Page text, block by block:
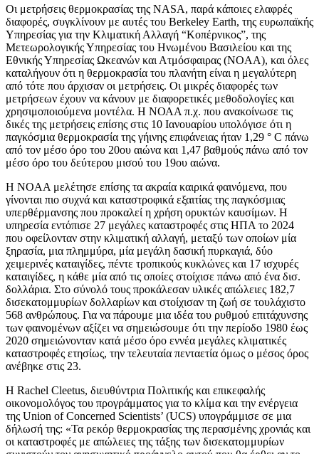
Οι μετρήσεις θερμοκρασίας της NASA, παρά κάποιες ελαφρές
διαφορές, συγκλίνουν με αυτές του Berkeley Earth, της ευρωπαϊκής
Υπηρεσίας για την Κλιματική Αλλαγή “Κοπέρνικος”, της
Μετεωρολογικής Υπηρεσίας του Ηνωμένου Βασιλείου και της
Εθνικής Υπηρεσίας Ωκεανών και Ατμόσφαιρας (NOAA), και όλες
καταλήγουν ότι η θερμοκρασία του πλανήτη είναι η μεγαλύτερη
από τότε που άρχισαν οι μετρήσεις. Οι μικρές διαφορές των
μετρήσεων έχουν να κάνουν με διαφορετικές μεθοδολογίες και
χρησιμοποιούμενα μοντέλα. Η ΝΟΑΑ π.χ. που ανακοίνωσε τις
δικές της μετρήσεις επίσης στις 10 Ιανουαρίου υπολόγισε ότι η
παγκόσμια θερμοκρασία της γήινης επιφάνειας ήταν 1,29 ° C πάνω
από τον μέσο όρο του 20ου αιώνα και 1,47 βαθμούς πάνω από τον
μέσο όρο του δεύτερου μισού του 19ου αιώνα.
Η NOAA μελέτησε επίσης τα ακραία καιρικά φαινόμενα, που
γίνονται πιο συχνά και καταστροφικά εξαιτίας της παγκόσμιας
υπερθέρμανσης που προκαλεί η χρήση ορυκτών καυσίμων. Η
υπηρεσία εντόπισε 27 μεγάλες καταστροφές στις ΗΠΑ το 2024
που οφείλονταν στην κλιματική αλλαγή, μεταξύ των οποίων μία
ξηρασία, μια πλημμύρα, μία μεγάλη δασική πυρκαγιά, δύο
χειμερινές καταιγίδες, πέντε τροπικούς κυκλώνες και 17 ισχυρές
καταιγίδες, η κάθε μία από τις οποίες στοίχισε πάνω από ένα δισ.
δολλάρια. Στο σύνολό τους προκάλεσαν υλικές απώλειες 182,7
δισεκατομμυρίων δολλαρίων και στοίχισαν τη ζωή σε τουλάχιστο
568 ανθρώπους. Για να πάρουμε μια ιδέα του ρυθμού επιτάχυνσης
των φαινομένων αξίζει να σημειώσουμε ότι την περίοδο 1980 έως
2020 σημειώνονταν κατά μέσο όρο εννέα μεγάλες κλιματικές
καταστροφές ετησίως, την τελευταία πενταετία όμως ο μέσος όρος
ανέβηκε στις 23.
Η Rachel Cleetus, διευθύντρια Πολιτικής και επικεφαλής
οικονομολόγος του προγράμματος για το κλίμα και την ενέργεια
της Union of Concerned Scientists’ (UCS) υπογράμμισε σε μια
δήλωσή της: «Τα ρεκόρ θερμοκρασίας της περασμένης χρονιάς και
οι καταστροφές με απώλειες της τάξης των δισεκατομμυρίων